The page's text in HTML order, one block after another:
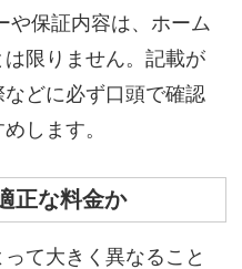
や保証内容は、ホーム
限りません。記載が
どに必ず口頭で確認
します。
正な料金か
て大きく異なること